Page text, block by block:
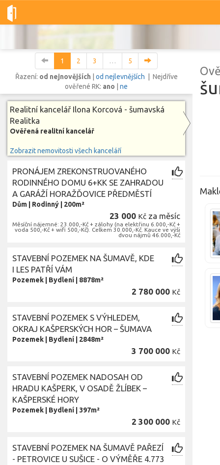
Dobré-nemovitosti.cz Ilona Korcová - šumavská Realitka
Vše Byty Domy
Lokalita
Lokalita
1 2 3 …
5
Řazení: od nejnovějších od nejlevnějších | Nejdříve
ověřené RK: ano ne
Realitní kancelář Ilona Korcová - šumavská
Realitka
Ověřená realitní kancelář
Zobrazit nemovitosti všech kanceláří
PRONÁJEM ZREKONSTRUOVANÉHO
RODINNÉHO DOMU 6+KK SE ZAHRADOU
A GARÁŽÍ HORAŽĎOVICE PŘEDMĚSTÍ
Dům Rodinný 200m²
23 000 Kč za měsíc
Měsíční nájemné: 23.000,-Kč + zálohy (na elektřinu 6.000,-Kč +
voda 500,-Kč + wifi 500,-Kč). Celkem 30.000,-Kč. Kauce ve výši
dvou nájmů 46.000,-Kč
STAVEBNÍ POZEMEK NA ŠUMAVĚ, KDE
I LES PATŘÍ VÁM
Pozemek Bydlení 8878m²
2 780 000 Kč
STAVEBNÍ POZEMEK S VÝHLEDEM,
OKRAJ KAŠPERSKÝCH HOR – ŠUMAVA
Pozemek Bydlení 2848m²
3 700 000 Kč
STAVEBNÍ POZEMEK NADOSAH OD
HRADU KAŠPERK, V OSADĚ ŽLÍBEK –
KAŠPERSKÉ HORY
Pozemek Bydlení 397m²
2 300 000 Kč
STAVEBNÍ POZEMEK NA ŠUMAVĚ PAŘEZÍ
- PETROVICE U SUŠICE - O VÝMĚŘE 4.773